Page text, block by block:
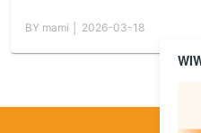
BY mami │ 2026-03-18